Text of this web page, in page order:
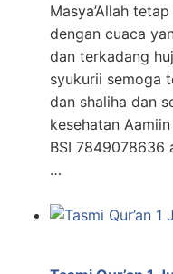
Masya’Allah
dengan cuaca
dan terkadang
syukurii semoga
dan shaliha dan
kesehatan
BSI 7849078636
…